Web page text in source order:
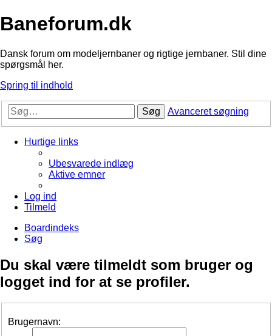
Baneforum.dk
Dansk forum om modeljernbaner og rigtige jernbaner. Stil dine
spørgsmål her.
Spring til indhold
Søg Avanceret søgning
Hurtige links
Ubesvarede indlæg
Aktive emner
Log ind
Tilmeld
Boardindeks
Søg
Du skal være tilmeldt som bruger og
logget ind for at se profiler.
Brugernavn: